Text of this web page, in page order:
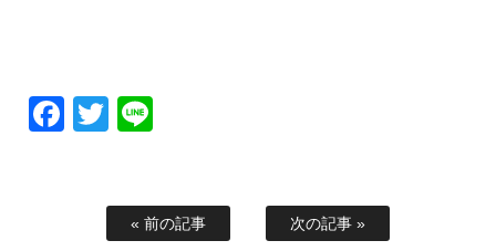
Facebook
Twitter
« 前の記事 次の記事 »